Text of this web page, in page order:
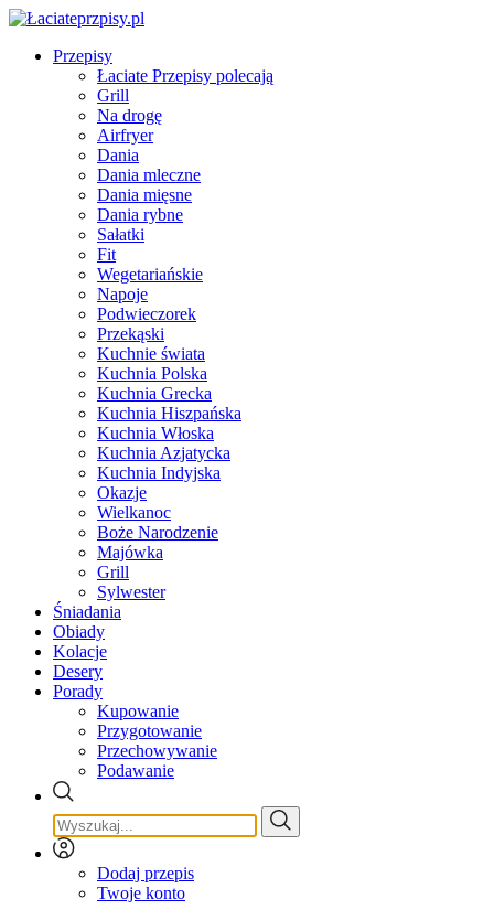
Przepisy
Łaciate Przepisy polecają
Grill
Na drogę
Airfryer
Dania
Dania mleczne
Dania mięsne
Dania rybne
Sałatki
Fit
Wegetariańskie
Napoje
Podwieczorek
Przekąski
Kuchnie świata
Kuchnia Polska
Kuchnia Grecka
Kuchnia Hiszpańska
Kuchnia Włoska
Kuchnia Azjatycka
Kuchnia Indyjska
Okazje
Wielkanoc
Boże Narodzenie
Majówka
Grill
Sylwester
Śniadania
Obiady
Kolacje
Desery
Porady
Kupowanie
Przygotowanie
Przechowywanie
Podawanie
Dodaj przepis
Twoje konto